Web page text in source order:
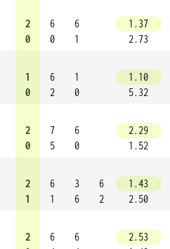
2
0
6
0
6
1
1.37
2.73
1
0
6
2
1
0
1.10
5.32
2
0
7
5
6
0
2.29
1.52
2
1
6
1
3
6
6
2
1.43
2.50
2
6
6
2.53